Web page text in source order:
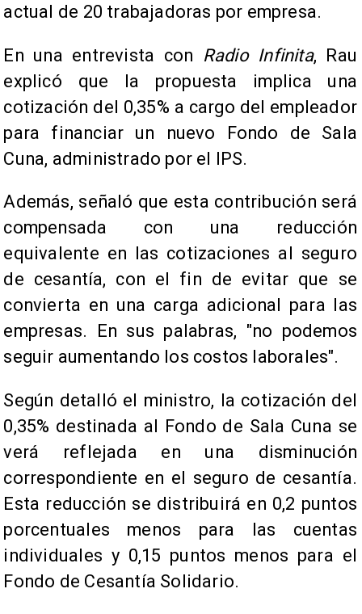
actual de 20 trabajadoras por empresa.
En una entrevista con Radio Infinita, Rau
explicó que la propuesta implica una
cotización del 0,35% a cargo del empleador
para financiar un nuevo Fondo de Sala
Cuna, administrado por el IPS.
Además, señaló que esta contribución será
compensada con una reducción
equivalente en las cotizaciones al seguro
de cesantía, con el fin de evitar que se
convierta en una carga adicional para las
empresas. En sus palabras, "no podemos
seguir aumentando los costos laborales".
Según detalló el ministro, la cotización del
0,35% destinada al Fondo de Sala Cuna se
verá reflejada en una disminución
correspondiente en el seguro de cesantía.
Esta reducción se distribuirá en 0,2 puntos
porcentuales menos para las cuentas
individuales y 0,15 puntos menos para el
Fondo de Cesantía Solidario.